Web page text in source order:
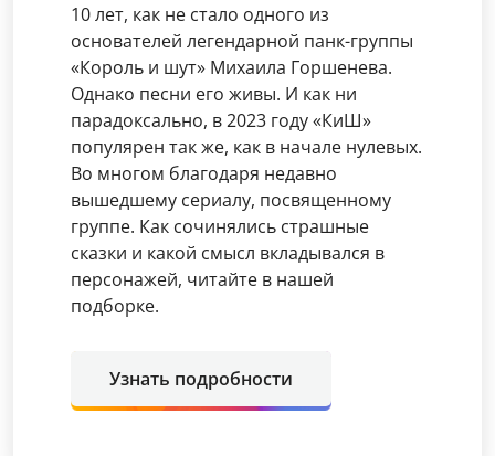
10 лет, как не стало одного из
основателей легендарной панк-группы
«Король и шут» Михаила Горшенева.
Однако песни его живы. И как ни
парадоксально, в 2023 году «КиШ»
популярен так же, как в начале нулевых.
Во многом благодаря недавно
вышедшему сериалу, посвященному
группе. Как сочинялись страшные
сказки и какой смысл вкладывался в
персонажей, читайте в нашей
подборке.
Узнать подробности